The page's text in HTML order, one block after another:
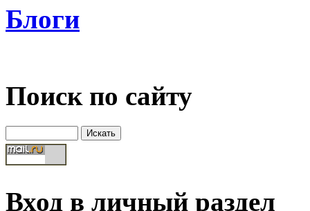
Блоги
Поиск по сайту
Вход в личный раздел